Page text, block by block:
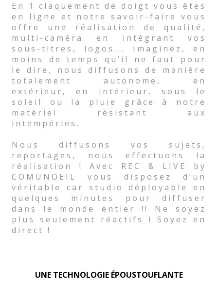
En 1 claquement de doigt vous êtes
en ligne et notre savoir-faire vous
offre une réalisation de qualité,
multi-caméra en intégrant vos
sous-titres, logos…. Imaginez, en
moins de temps qu’il ne faut pour
le dire, nous diffusons de manière
totalement autonome, en
extérieur, en intérieur, sous le
soleil ou la pluie grâce à notre
matériel résistant aux
intempéries.
Nous diffusons vos sujets,
reportages, nous effectuons la
réalisation ! Avec REC & LIVE by
COMUNOEIL vous disposez d’un
véritable car studio déployable en
quelques minutes pour diffuser
dans le monde entier !! Ne soyez
plus seulement réactifs ! Soyez en
direct !
UNE TECHNOLOGIE ÉPOUSTOUFLANTE